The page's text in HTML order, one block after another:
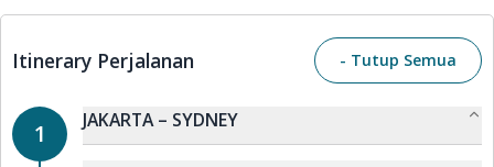
Itinerary Perjalanan - Tutup Semua
1 JAKARTA – SYDNEY